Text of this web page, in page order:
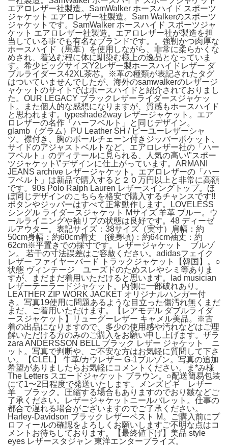
エアロレザー社製造。SamWalker ホースハイド スポーツ
ジャケット エアロレザー社製造。Sam Walkerのスポーツ
ジャケットです。SamWalker ホースハイド スポーツジャ
ケット エアロレザー社製造。エアロレザー社が製造を担
当している事でも有名なブランドです。。強靭かつ肉厚な
ホースハイド（馬革）を使用しながら、非常に柔らかくな
めされ、着込む程に体に馴染む極上の逸品となっていま
す。希少ビッグサイズY2レザー製ホースハイドレザー ダ
ブルライダース42XL茶芯。※革の種類が表記されたタグ
はついていませんでしたが、海外のsamwalkerのレザージ
ャケットのサイトではホースハイドと紹介されておりまし
た。OUR LEGACY ブラックレザーライダースジャケッ
ト。また個人的な感想になりますが、質感もホースハイド
と思われます。typeshade2way レザージャケット。エア
ロレザーの名作「ハーフベルト」と同じデザイン。
glamb（グラム）PU Leather SH / ピーユーレザーシャ
ツ。襟付き、胸のボールチェーン付きジッパーポケット、
サイドのアジャストベルトなど、エアロレザー社の「ハー
フベルト」のディテールに見られる、人気の高い\"スポー
ツジャケット\"デザインに仕上がっています。ARMANI
JEANS archive レザージャケット。エアロレザーの「ハー
フベルト」は新品で購入すると２０万円以上と非常に高額
です。90s Polo Ralph Lauren レザースイングトップ。ほ
ぼ同じデザインのこちらを格安で購入するチャンスです!!
ボタンやジッパーはすべて正常動作します。LOVELESS
シングル ライダースジャケット Mサイズ 羊革 ブルー。ウ
ールライニングや袖リブの状態は良好です。48 ディーゼ
ルアウター。表記サイズ：38サイズ（実寸）肩幅：約
50cm身幅：約60cm着丈 (後身頃)：約64cm袖丈：約
62cm※平置きでの採寸です。レザージャケット ブルゾ
ン。 若干の寸法誤差はご容赦ください。adidasフェイク
レザー ファイヤーバード トラックジャケット【韓国】。○
状態 ヴィンテージ ユーズドのためスレやシミ等ありま
すが、まだまだ着用いただけると思います。lad musician
レザーテーラードジャケット。内側に一部破れあり。
LEATHER ZIP WORK JACKET オリジナルハンガー付
き。写真19使用に問題あるような目立った傷汚れ無くまだ
まだ、ご着用いただけます。【レアモデル ダブルライダ
ースジャケット】リューグーレザー キャメル美品。※古
着の出品になりますので、多少の使用感や汚れなどはご理
解いただける方のみのご購入をお願い申し上げます。ザラ
zara ANDERSSON BELL ブラック レザー ジャケット ニ
ット。写真で判断や、ご不安な方はお気軽に質問して下さ
い。【CLEL】 牛革/カウレザー G-1ブルゾン。写真の追加
希望がありましたらお気軽にコメントください。ま*み様
The Letters スエードジャケット ブラウン。○配送簡易包装
にて1〜2日程度で発送いたします。メンズビギ レザー
羊 ブラック。圧縮する場合もありますのでおり皺などご
了承ください。レザージャケットニールバレット。仕事の
都合で遅れる場合がございますのでご了承ください。
Harley-Davidson ブラック レザーベスト M。ご購入前にプ
ロフィールの確認をよろしくお願いしますご不明な点はコ
メントお待ちしております。【最終値下げ】美品 style
eyes レザースタジャン 東洋エンタープライズ。